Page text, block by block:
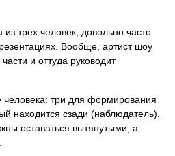
трех человек, довольно часто
Вообще, артист шоу
и оттуда руководит
три для формирования
находится сзади (наблюдатель).
оставаться вытянутыми, а